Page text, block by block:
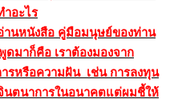
อะไร
านหนังสือ คู่มือมนุษย์ของท่าน
มาก็คือ เราต้องมองจาก
รหรือความฝัน เช่น การลงทุน
นตนาการในอนาคตแต่ผมชี้ให้